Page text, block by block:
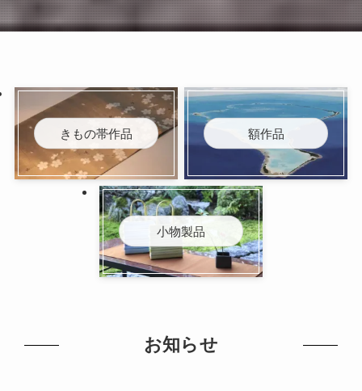
きもの帯作品 額作品
小物製品
お知らせ